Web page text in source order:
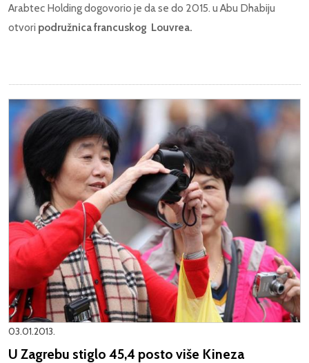
Arabtec Holding dogovorio je da se do 2015. u Abu Dhabiju
otvori podružnica francuskog Louvrea.
03.01.2013.
U Zagrebu stiglo 45,4 posto više Kineza